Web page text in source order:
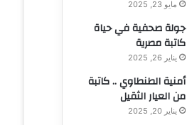
مايو 23, 2025
جولة صحفية في حياة
كاتبة مصرية
يناير 26, 2025
أمنية الطنطاوي .. كاتبة
من العيار الثقيل
يناير 20, 2025